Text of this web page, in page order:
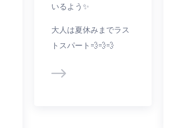
いるよう✨
大人は夏休みまでラス
トスパート💨💨💨